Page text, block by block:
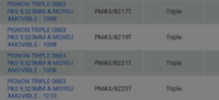
PIGNON TRIPLE 06B3
PAS 9,525MM A MOYEU
AMOVIBLE - 1008
PMA3/8Z17T Triple
PIGNON TRIPLE 06B3
PAS 9,525MM A MOYEU
AMOVIBLE - 1008
PMA3/8Z19T Triple
PIGNON TRIPLE 06B3
PAS 9,525MM A MOYEU
AMOVIBLE - 1008
PMA3/8Z21T Triple
PIGNON TRIPLE 06B3
PAS 9,525MM A MOYEU
AMOVIBLE - 1210
PMA3/8Z23T Triple